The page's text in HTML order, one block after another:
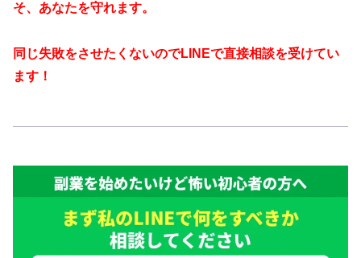
そ、あなたを守れます。
同じ失敗をさせたくないのでLINEで直接相談を受けてい
ます！